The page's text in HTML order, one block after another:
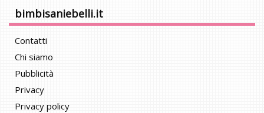
bimbisaniebelli.it
Contatti
Chi siamo
Pubblicità
Privacy
Privacy policy